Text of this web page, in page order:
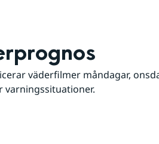
väderfilmer måndagar,
varningssituationer.